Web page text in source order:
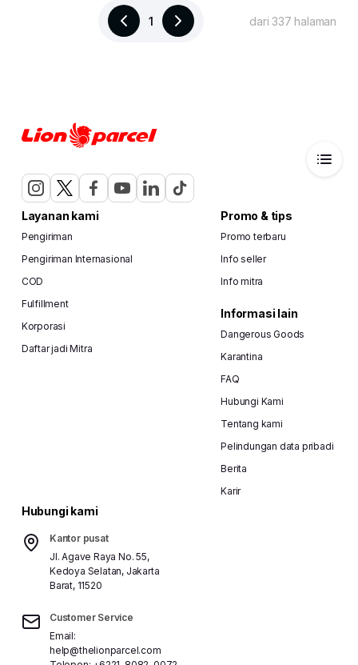
1 dari 337 halaman
Layanan kami
Pengiriman
Pengiriman Internasional
COD
Fulfillment
Korporasi
Daftar jadi Mitra
Promo & tips
Promo terbaru
Info seller
Info mitra
Informasi lain
Dangerous Goods
Karantina
FAQ
Hubungi Kami
Tentang kami
Pelindungan data pribadi
Berita
Karir
Hubungi kami
Kantor pusat
Jl. Agave Raya No. 55,
Kedoya Selatan, Jakarta
Barat, 11520
Customer Service
Email:
help@thelionparcel.com